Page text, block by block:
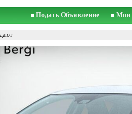
Подать Объявление Мои